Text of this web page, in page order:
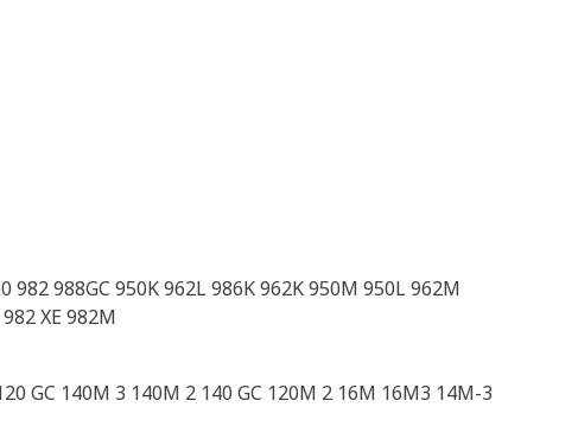
982 988GC 950K 962L 986K 962K 950M 950L 962M
XE 982M
GC 140M 3 140M 2 140 GC 120M 2 16M 16M3 14M-3